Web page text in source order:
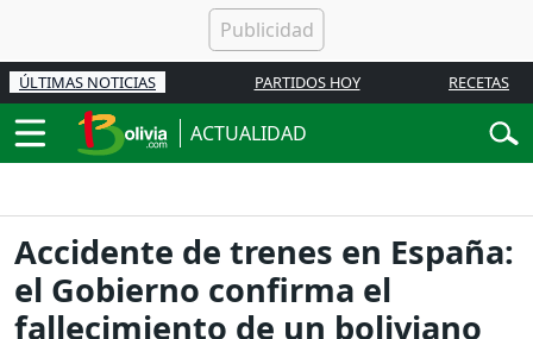
ÚLTIMAS NOTICIAS PARTIDOS HOY RECETAS
ACTUALIDAD
Accidente de trenes en España:
el Gobierno confirma el
fallecimiento de un boliviano